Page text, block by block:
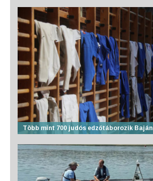
Több mint 700 judós edzőtáborozik Baján